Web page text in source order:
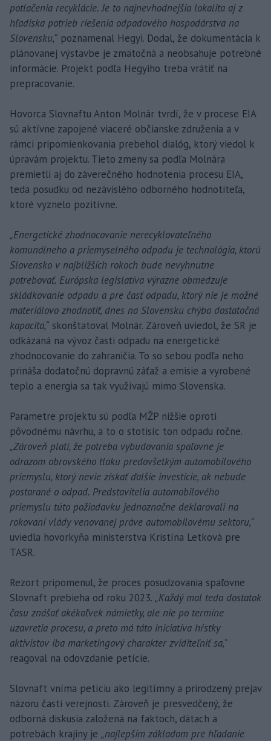
potlačenia recyklácie. Je to najnevhodnejšia lokalita aj z
hľadiska potrieb riešenia odpadového hospodárstva na
Slovensku,“ poznamenal Hegyi. Dodal, že dokumentácia k
plánovanej výstavbe je zmätočná a neobsahuje potrebné
informácie. Projekt podľa Hegyiho treba vrátiť na
prepracovanie.
Hovorca Slovnaftu Anton Molnár tvrdí, že v procese EIA
sú aktívne zapojené viaceré občianske združenia a v
rámci pripomienkovania prebehol dialóg, ktorý viedol k
úpravám projektu. Tieto zmeny sa podľa Molnára
premietli aj do záverečného hodnotenia procesu EIA,
teda posudku od nezávislého odborného hodnotiteľa,
ktoré vyznelo pozitívne.
„Energetické zhodnocovanie nerecyklovateľného
komunálneho a priemyselného odpadu je technológia, ktorú
Slovensko v najbližších rokoch bude nevyhnutne
potrebovať. Európska legislatíva výrazne obmedzuje
skládkovanie odpadu a pre časť odpadu, ktorý nie je možné
materiálovo zhodnotiť, dnes na Slovensku chýba dostatočná
kapacita,“ skonštatoval Molnár. Zároveň uviedol, že SR je
odkázaná na vývoz časti odpadu na energetické
zhodnocovanie do zahraničia. To so sebou podľa neho
prináša dodatočnú dopravnú záťaž a emisie a vyrobené
teplo a energia sa tak využívajú mimo Slovenska.
Parametre projektu sú podľa MŽP nižšie oproti
pôvodnému návrhu, a to o stotisíc ton odpadu ročne.
„Zároveň platí, že potreba vybudovania spaľovne je
odrazom obrovského tlaku predovšetkým automobilového
priemyslu, ktorý nevie získať ďalšie investície, ak nebude
postarané o odpad. Predstavitelia automobilového
priemyslu túto požiadavku jednoznačne deklarovali na
rokovaní vlády venovanej práve automobilovému sektoru,“
uviedla hovorkyňa ministerstva Kristína Letková pre
TASR.
Rezort pripomenul, že proces posudzovania spaľovne
Slovnaft prebieha od roku 2023. „Každý mal teda dostatok
času znášať akékoľvek námietky, ale nie po termíne
uzavretia procesu, a preto má táto iniciatíva hŕstky
aktivistov iba marketingový charakter zviditeľniť sa,“
reagoval na odovzdanie petície.
Slovnaft vníma petíciu ako legitímny a prirodzený prejav
názoru časti verejnosti. Zároveň je presvedčený, že
odborná diskusia založená na faktoch, dátach a
potrebách krajiny je „najlepším základom pre hľadanie